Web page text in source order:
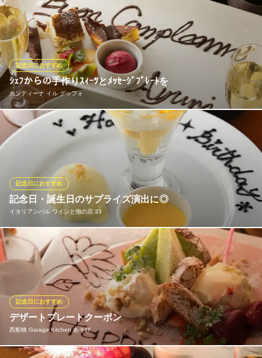
ＪＲ総武線船橋駅 徒歩3分
千葉県船橋市本町5-6-12 1F
エピキューロはもともと本物志向のイタリアンをカジュアルに楽
しめるナイトカフェ。格別の料理と美味しいワイン、珈琲もご用
意しております。カフェミュージックを聴きながら大切な人とく
つろぎの時間をお楽しみください。個室もご用意しております。
nikuyaki cucina EPICURO
焼肉イタリアン
新京成線高根公団駅南口 徒歩1分
千葉県船橋市高根台7-10-11
ｼｪﾌからの手作りｽｨｰﾂとﾒｯｾｰｼﾞﾌﾟﾚｰﾄを
カンティーナ イル グッフォ
記念日におすすめ
ディナータイムに誕生日でご予約いただいた方には、シェフ手作
りのスイーツ(ドルチェ）を無料プレゼント致します。 人数に応じ
て“デザートプレート”から“ホールケーキ”まで♪ 事前にご相談下さ
※こちらは夜のみのこだわりです。
カンティーナ イル グッフォ
有機野菜・ワイン
ＪＲ総武線船橋駅南口 徒歩5分
千葉県船橋市本町4-19-6 船橋サンプラザ1F
記念日・誕生日のサプライズ演出に◎
イタリアンバル ワインと泡の店 33
記念日におすすめ
誕生日や記念日などのお祝いに最適な、当店オリジナルのバース
デープレートを1,600円（税込）～ご用意いたします。大切な人と
の大事な時間を素敵に演出できるように、スタッフ一同お手伝い
いたしますので、楽しいひと時をお過ごしいただけます。 ※バー
スデープレートをご利用の際は事前にご予約をお願いいたしま
す。
イタリアンバル ワインと泡の店 33
イタリアン／ワイン
デザートプレートクーポン
西船橋 Garage Kitchen あそび
記念日におすすめ